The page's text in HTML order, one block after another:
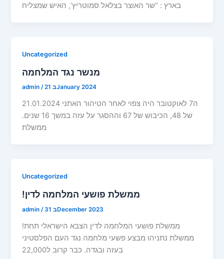
בארץ : “שר האוצר בצלאל סמוטריץ’, האיש שמצליח
Uncategorized
מנשר נגד המלחמה
admin/ 21 בJanuary 2024
21.01.2024 ה7 לאוקטובר היה צפוי לאחר הטיהור האתני
של 48, הכיבוש של 67 וההסגר על עזה במשך 16 שנים.
ממשלת
Uncategorized
!ממשלת פושעי המלחמה לדין
admin/ 31 בDecember 2023
!ממשלת פושעי המלחמה לדין הצבא הישראלי תחת
ממשלת נתניהו מבצע פשעי מלחמה נגד העם הפלסטיני
בעזה ובגדה. כבר קרוב ל22,000